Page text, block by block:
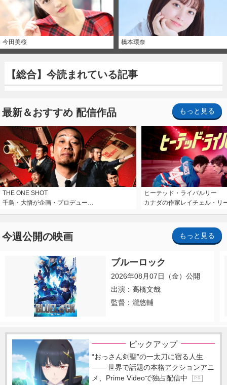
今田美桜 橋本環奈
【総合】今読まれている記事
最新＆おすすめ 配信作品 もっと見る
THE ONE SHOT
千鳥・大悟が企画・プロデュー…
ヒーテッド・ライバルリー
カナダの作家レイチェル・リ
今週公開の映画 もっと見る
ブルーロック
2026年08月07日（金）公開
出演：高橋文哉
監督：瀧悠輔
ピックアップ
“おっさん剣聖”の一太刀に宿る人生
―― 世界で話題の本格アクションアニ
メ、Prime Videoで独占配信中
P R